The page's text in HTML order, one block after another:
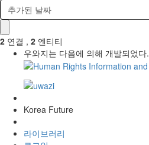
추가된 날짜
2 연결 , 2 엔티티
우와지는 다음에 의해 개발되었다.
Korea Future
라이브러리